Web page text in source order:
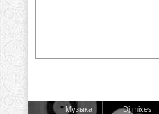
Музыка Dj mixes